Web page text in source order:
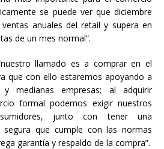
se puede ver que diciembre
anuales del retail y supera en
de un mes normal”.
llamado es a comprar en el
que con ello estaremos apoyando a
medianas empresas; al adquirir
formal podemos exigir nuestros
junto con tener una
segura que cumple con las normas
garantía y respaldo de la compra”.